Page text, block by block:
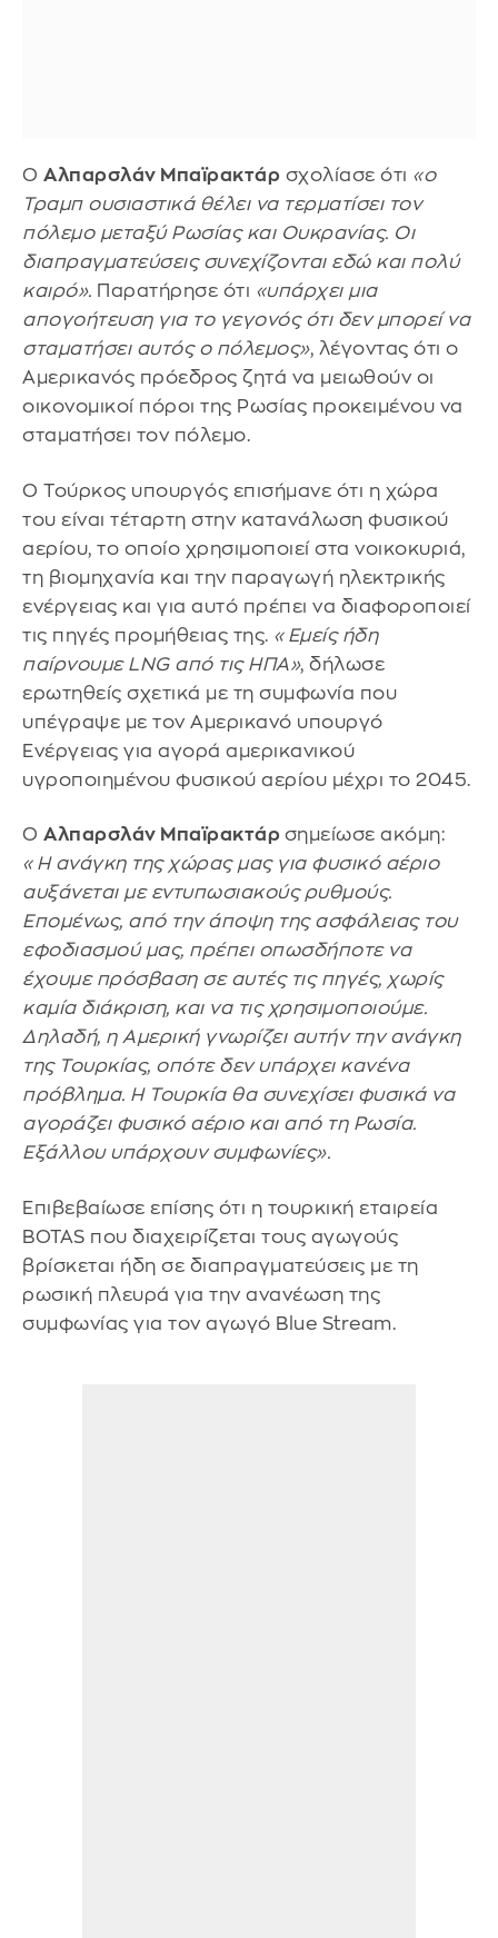
Ο Αλπαρσλάν Μπαϊρακτάρ σχολίασε ότι «ο
Τραμπ ουσιαστικά θέλει να τερματίσει τον
πόλεμο μεταξύ Ρωσίας και Ουκρανίας. Οι
διαπραγματεύσεις συνεχίζονται εδώ και πολύ
καιρό». Παρατήρησε ότι «υπάρχει μια
απογοήτευση για το γεγονός ότι δεν μπορεί να
σταματήσει αυτός ο πόλεμος», λέγοντας ότι ο
Αμερικανός πρόεδρος ζητά να μειωθούν οι
οικονομικοί πόροι της Ρωσίας προκειμένου να
σταματήσει τον πόλεμο.
Ο Τούρκος υπουργός επισήμανε ότι η χώρα
του είναι τέταρτη στην κατανάλωση φυσικού
αερίου, το οποίο χρησιμοποιεί στα νοικοκυριά,
τη βιομηχανία και την παραγωγή ηλεκτρικής
ενέργειας και για αυτό πρέπει να διαφοροποιεί
τις πηγές προμήθειας της. «Εμείς ήδη
παίρνουμε LNG από τις ΗΠΑ», δήλωσε
ερωτηθείς σχετικά με τη συμφωνία που
υπέγραψε με τον Αμερικανό υπουργό
Ενέργειας για αγορά αμερικανικού
υγροποιημένου φυσικού αερίου μέχρι το 2045.
O Αλπαρσλάν Μπαϊρακτάρ σημείωσε ακόμη:
«Η ανάγκη της χώρας μας για φυσικό αέριο
αυξάνεται με εντυπωσιακούς ρυθμούς.
Επομένως, από την άποψη της ασφάλειας του
εφοδιασμού μας, πρέπει οπωσδήποτε να
έχουμε πρόσβαση σε αυτές τις πηγές, χωρίς
καμία διάκριση, και να τις χρησιμοποιούμε.
Δηλαδή, η Αμερική γνωρίζει αυτήν την ανάγκη
της Τουρκίας, οπότε δεν υπάρχει κανένα
πρόβλημα. Η Τουρκία θα συνεχίσει φυσικά να
αγοράζει φυσικό αέριο και από τη Ρωσία.
Εξάλλου υπάρχουν συμφωνίες».
Επιβεβαίωσε επίσης ότι η τουρκική εταιρεία
BOTAS που διαχειρίζεται τους αγωγούς
βρίσκεται ήδη σε διαπραγματεύσεις με τη
ρωσική πλευρά για την ανανέωση της
συμφωνίας για τον αγωγό Blue Stream.